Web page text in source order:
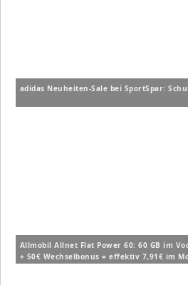
adidas Neuheiten-Sale bei SportSpar:
Allmobil Allnet Flat Power 60: 60 GB im
+ 50€ Wechselbonus = effektiv 7,91€ im